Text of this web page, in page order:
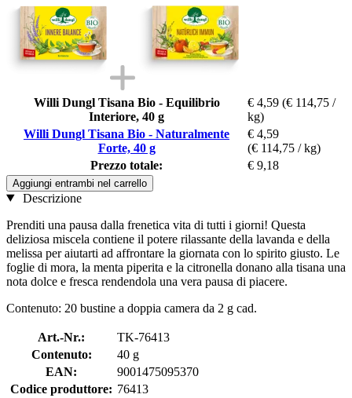
Willi Dungl Tisana Bio - Equilibrio
Interiore, 40 g
€ 4,59 (€ 114,75 /
kg)
Willi Dungl Tisana Bio - Naturalmente
Forte, 40 g
€ 4,59
(€ 114,75 / kg)
Prezzo totale:
€ 9,18
Aggiungi entrambi nel carrello
Descrizione
Prenditi una pausa dalla frenetica vita di tutti i giorni! Questa
deliziosa miscela contiene il potere rilassante della lavanda e della
melissa per aiutarti ad affrontare la giornata con lo spirito giusto. Le
foglie di mora, la menta piperita e la citronella donano alla tisana una
nota dolce e fresca rendendola una vera pausa di piacere.
Contenuto: 20 bustine a doppia camera da 2 g cad.
Art.-Nr.:
TK-76413
Contenuto:
40 g
EAN:
9001475095370
Codice produttore: 76413